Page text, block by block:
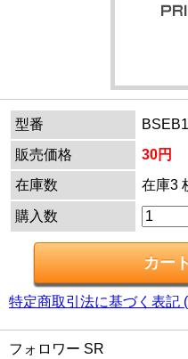
型番
販売価格
30円
在庫数
在庫3
購入数
特定商取引法に基づく表記
フォロワー SR